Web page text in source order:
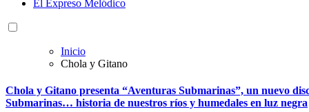
El Expreso Melódico
Inicio
Chola y Gitano
Chola y Gitano presenta “Aventuras Submarinas”, un nuevo
Submarinas… historia de nuestros ríos y humedales en luz negra